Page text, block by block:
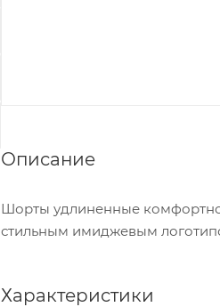
Описание
Шорты удлиненные
стильным имиджевым
Характеристики